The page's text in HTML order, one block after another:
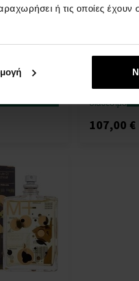
ή τις οποίες έχουν
Toilette -
Escentric
100ml - Eau
Άνδρες Και
Άμεσα
διαθέσιμο
107,00 €